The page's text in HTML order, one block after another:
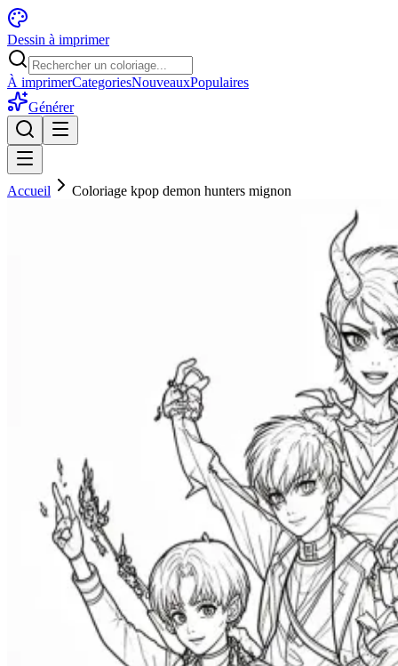
Dessin à imprimer
À imprimerCategoriesNouveauxPopulaires
Générer
Accueil Coloriage kpop demon hunters mignon